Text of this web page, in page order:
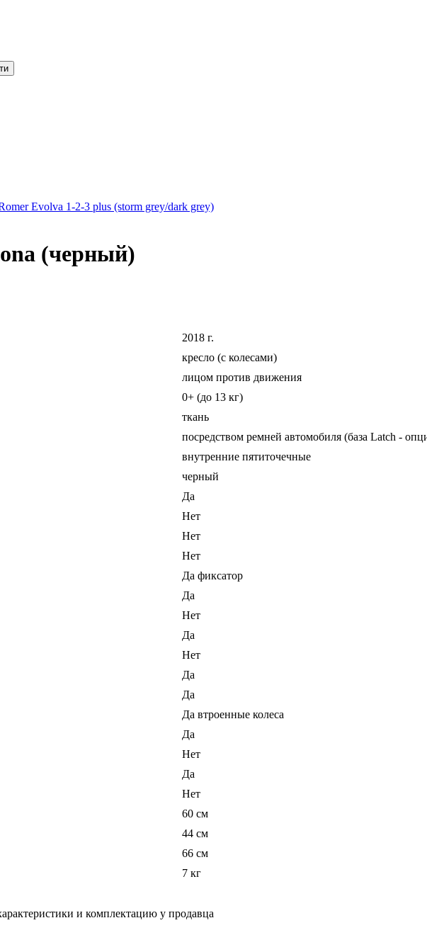
Evolva 1-2-3 plus (storm grey/dark grey)
(черный)
2018 г.
кресло (с колесами)
лицом против движения
0+ (до 13 кг)
ткань
посредством ремней автомобиля (база Latch -
внутренние пятиточечные
черный
Да
Нет
Нет
Нет
Да фиксатор
Да
Нет
Да
Нет
Да
Да
Да втроенные колеса
Да
Нет
Да
Нет
60 см
44 см
66 см
7 кг
и комплектацию у продавца